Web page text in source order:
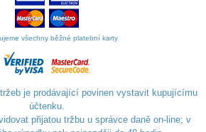
všechny běžné platební karty
je prodávající povinen vystavit kupujícímu
účtenku.
přijatou tržbu u správce daně on-line; v